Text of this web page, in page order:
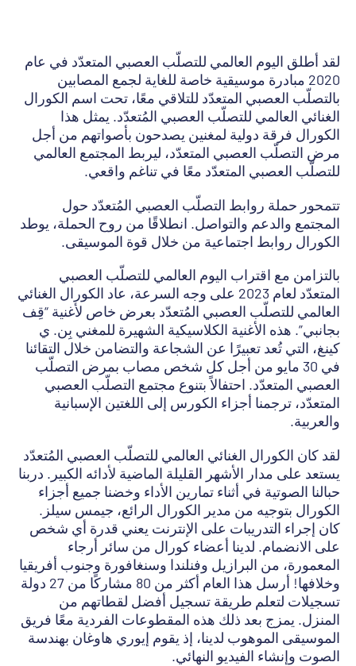
لقد أطلق اليوم العالمي للتصلّب العصبي المتعدّد في عام
2020 مبادرة موسيقية خاصة للغاية لجمع المصابين
بالتصلّب العصبي المتعدّد للتلاقي معًا، تحت اسم الكورال
الغنائي العالمي للتصلّب العصبي المُتعدّد. يمثل هذا
الكورال فرقة دولية لمغنين يصدحون بأصواتهم من أجل
مرض التصلّب العصبي المتعدّد، ليربط المجتمع العالمي
للتصلّب العصبي المتعدّد معًا في تناغم واقعي.
تتمحور حملة روابط التصلّب العصبي المُتعدّد حول
المجتمع والدعم والتواصل. انطلاقًا من روح الحملة، يوطد
الكورال روابط اجتماعية من خلال قوة الموسيقى.
بالتزامن مع اقتراب اليوم العالمي للتصلّب العصبي
المتعدّد لعام 2023 على وجه السرعة، عاد الكورال الغنائي
العالمي للتصلّب العصبي المُتعدّد بعرض خاص لأغنية “قِف
بجانبي”. هذه الأغنية الكلاسيكية الشهيرة للمغني بِن. ي
كينغ، التي تُعد تعبيرًا عن الشجاعة والتضامن خلال التقائنا
في 30 مايو من أجل كل شخص مصاب بمرض التصلّب
العصبي المتعدّد. احتفالاً بتنوع مجتمع التصلّب العصبي
المتعدّد، ترجمنا أجزاء الكورس إلى اللغتين الإسبانية
والعربية.
لقد كان الكورال الغنائي العالمي للتصلّب العصبي المُتعدّد
يستعد على مدار الأشهر القليلة الماضية لأدائه الكبير. دربنا
حبالنا الصوتية في أثناء تمارين الأداء وخضنا جميع أجزاء
الكورال بتوجيه من مدير الكورال الرائع، جيمس سيلز.
كان إجراء التدريبات على الإنترنت يعني قدرة أي شخص
على الانضمام. لدينا أعضاء كورال من سائر أرجاء
المعمورة، من البرازيل وفنلندا وسنغافورة وجنوب أفريقيا
وخلافها! أرسل هذا العام أكثر من 80 مشاركًا من 27 دولة
تسجيلات لتعلم طريقة تسجيل أفضل لقطاتهم من
المنزل. يمزج بعد ذلك هذه المقطوعات الفردية معًا فريق
الموسيقى الموهوب لدينا، إذ يقوم إيوري هاوغان بهندسة
الصوت وإنشاء الفيديو النهائي.